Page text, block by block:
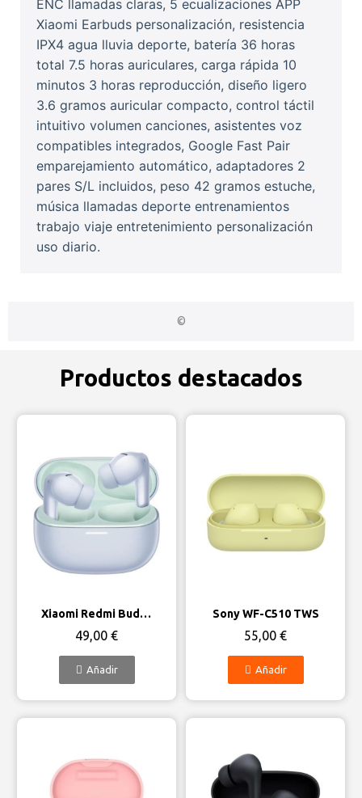
ENC llamadas claras, 5 ecualizaciones APP
Xiaomi Earbuds personalización, resistencia
IPX4 agua lluvia deporte, batería 36 horas
total 7.5 horas auriculares, carga rápida 10
minutos 3 horas reproducción, diseño ligero
3.6 gramos auricular compacto, control táctil
intuitivo volumen canciones, asistentes voz
compatibles integrados, Google Fast Pair
emparejamiento automático, adaptadores 2
pares S/L incluidos, peso 42 gramos estuche,
música llamadas deporte entrenamientos
trabajo viaje entretenimiento personalización
uso diario.
©
Productos destacados
Vista rápida Xiaomi Redmi Buds 5 Pro con cancelación de ruido
49,00 €
Añadir
Vista rápida
Sony WF-C510 TWS
55,00 €
Añadir